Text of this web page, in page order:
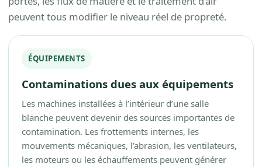
peuvent tous modifier le niveau réel de propreté.
ÉQUIPEMENTS
Contaminations dues aux équipements
Les machines installées à l’intérieur d’une salle
blanche peuvent devenir des sources importantes de
contamination. Les frottements internes, les
mouvements mécaniques, l’abrasion, les ventilateurs,
les moteurs ou les échauffements peuvent générer